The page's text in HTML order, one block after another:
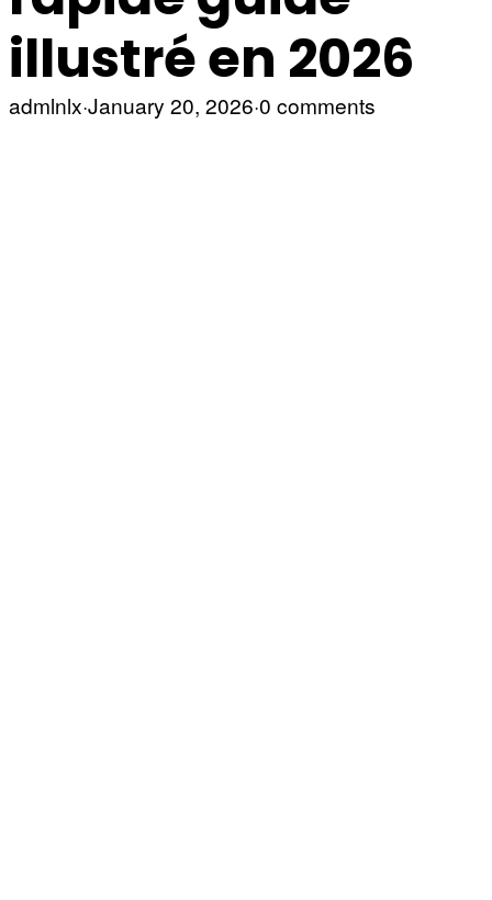
illustré en 2026
admlnlx·January 20, 2026·0 comments